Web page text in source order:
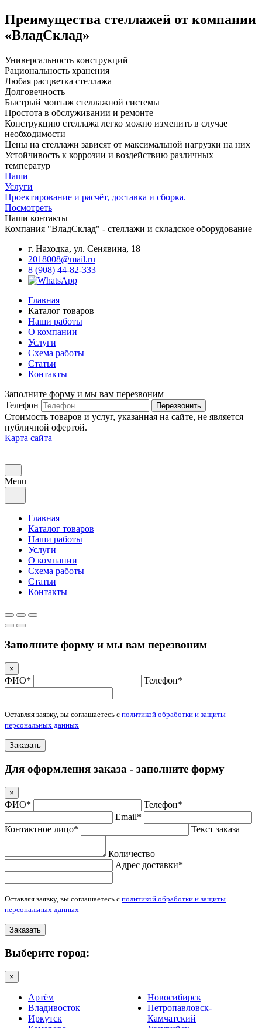
Преимущества стеллажей от компании
«ВладСклад»
Универсальность конструкций
Рациональность хранения
Любая расцветка стеллажа
Долговечность
Быстрый монтаж стеллажной системы
Простота в обслуживании и ремонте
Конструкцию стеллажа легко можно изменить в случае
необходимости
Цены на стеллажи зависят от максимальной нагрузки на них
Устойчивость к коррозии и воздействию различных
температур
Наши
Услуги
Проектирование и расчёт, доставка и сборка.
Посмотреть
Наши контакты
Компания "ВладСклад" - стеллажи и складское оборудование
г. Находка, ул. Сенявина, 18
2018008@mail.ru
8 (908) 44-82-333
Главная
Каталог товаров
Наши работы
О компании
Услуги
Схема работы
Статьи
Контакты
Заполните форму и мы вам перезвоним
Телефон
Перезвонить
Стоимость товаров и услуг, указанная на сайте, не является
публичной офертой.
Карта сайта
Menu
Главная
Каталог товаров
Наши работы
Услуги
О компании
Схема работы
Статьи
Контакты
Заполните форму и мы вам перезвоним
×
ФИО* Телефон*
Оставляя заявку, вы соглашаетесь с политикой обработки и защиты
персональных данных
Заказать
Для оформления заказа - заполните форму
×
ФИО*
Телефон*
Email*
Контактное лицо*
Текст заказа
Количество
Адрес доставки*
Оставляя заявку, вы соглашаетесь с политикой обработки и защиты
персональных данных
Заказать
Выберите город:
×
Артём
Владивосток
Иркутск
Новосибирск
Петропавловск-
Камчатский